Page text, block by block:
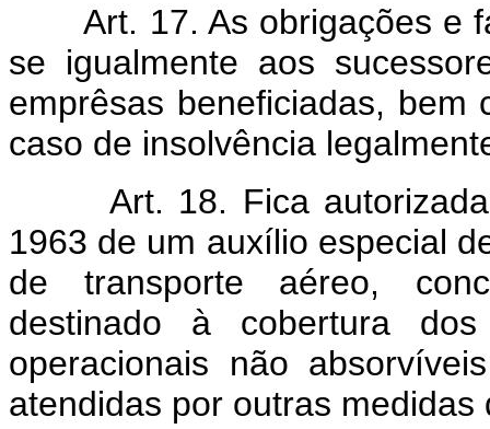
Art. 17. As obrigações e
se igualmente aos
emprêsas beneficiadas, bem
caso de insolvência
Art. 18. Fica
1963 de um auxílio especial
de transporte aéreo,
destinado à cobertura
operacionais não
atendidas por outras